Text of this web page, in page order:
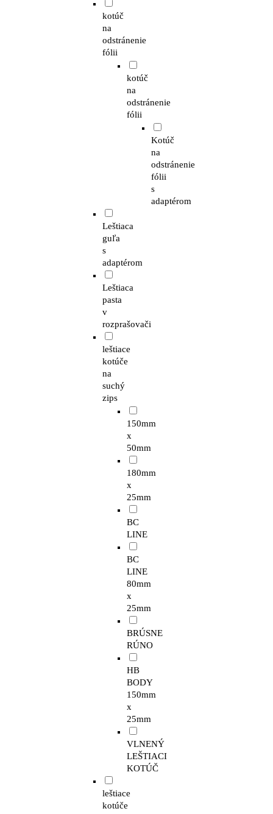
kotúč
na
odstránenie
fólii
kotúč
na
odstránenie
fólii
Kotúč
na
odstránenie
fólii
s
adaptérom
Leštiaca
guľa
s
adaptérom
Leštiaca
pasta
v
rozprašovači
leštiace
kotúče
na
suchý
zips
150mm
x
50mm
180mm
x
25mm
BC
LINE
BC
LINE
80mm
x
25mm
BRÚSNE
RÚNO
HB
BODY
150mm
x
25mm
VLNENÝ
LEŠTIACI
KOTÚČ
leštiace
kotúče